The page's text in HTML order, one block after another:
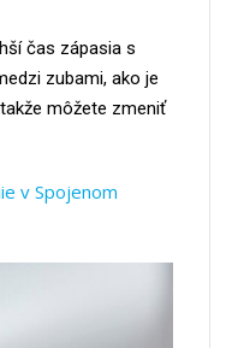
čas zápasia s
zubami, ako je
môžete zmeniť
v Spojenom